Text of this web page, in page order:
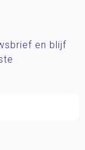
en blijf